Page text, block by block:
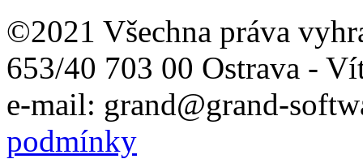
©2021 Všechna práva
653/40 703 00 Ostrava -
e-mail: grand@grand-
podmínky